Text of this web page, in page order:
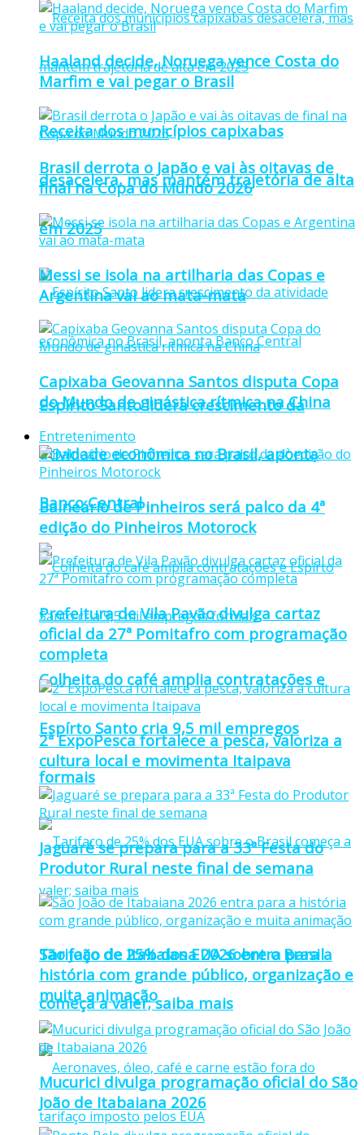
Receita dos municípios capixabas
desacelera, mas mantém trajetória de alta
em 2025
Espírito Santo lidera crescimento da
atividade econômica no Brasil, aponta
Banco Central
Colheita do café amplia contratações e
Espírto Santo cria 9,5 mil empregos
formais
Tarifaço de 25% dos EUA sobre o Brasil
começa a valer; saiba mais
Haaland decide, Noruega vence Costa do
Marfim e vai pegar o Brasil
Brasil derrota o Japão e vai às oitavas de
final na Copa do Mundo 2026
Messi se isola na artilharia das Copas e
Argentina vai ao mata-mata
Capixaba Geovanna Santos disputa Copa
do Mundo de ginástica rítmica na China
Entretenimento
Balneário de Pinheiros será palco da 4ª
edição do Pinheiros Motorock
Prefeitura de Vila Pavão divulga cartaz
oficial da 27ª Pomitafro com programação
completa
2ª ExpoPesca fortalece a pesca, valoriza a
cultura local e movimenta Itaipava
Jaguaré se prepara para a 33ª Festa do
Produtor Rural neste final de semana
São João de Itabaiana 2026 entra para a
história com grande público, organização e
muita animação
Mucurici divulga programação oficial do São
João de Itabaiana 2026